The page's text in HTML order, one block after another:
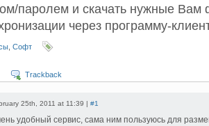
паролем и скачать нужные Вам
через программу-
Софт
Trackback
25th, 2011 at 11:39 | #1
удобный сервис, сама ним пользуюсь для